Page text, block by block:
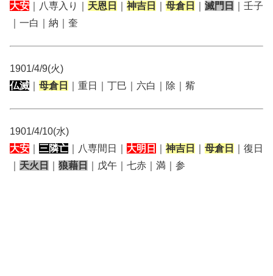
大安 ｜八専入り｜ 天恩日 神吉日 母倉日 滅門日
｜壬子
｜一白｜納｜奎
1901/4/9(火)
仏滅
母倉日 ｜重日｜丁巳｜六白｜除｜觜
1901/4/10(水)
大安
三隣亡 ｜八専間日｜ 大明日 神吉日 母倉日
｜復日
天火日 狼藉日 ｜戊午｜七赤｜満｜参